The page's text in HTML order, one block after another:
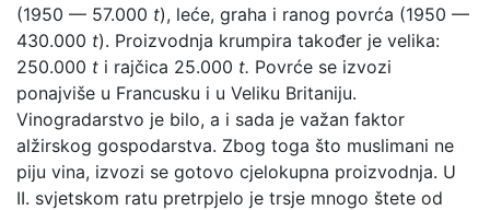
(1950 — 57.000 t), leće, graha i ranog povrća (1950 —
430.000 t). Proizvodnja krumpira također je velika:
250.000 t i rajčica 25.000 t. Povrće se izvozi
ponajviše u Francusku i u Veliku Britaniju.
Vinogradarstvo je bilo, a i sada je važan faktor
alžirskog gospodarstva. Zbog toga što muslimani ne
piju vina, izvozi se gotovo cjelokupna proizvodnja. U
II. svjetskom ratu pretrpjelo je trsje mnogo štete od